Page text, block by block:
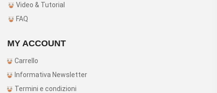
Video & Tutorial
FAQ
MY ACCOUNT
Carrello
Informativa Newsletter
Termini e condizioni